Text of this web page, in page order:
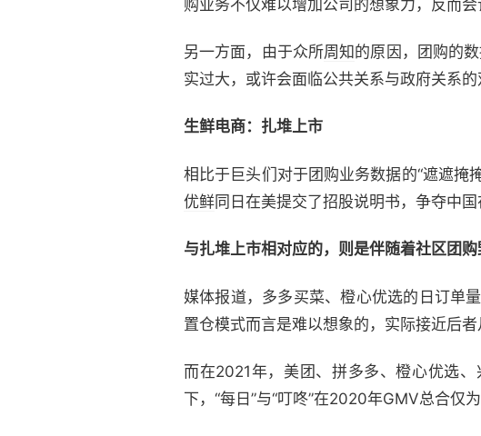
购业务不仅难以增加公司的想象力，反而会
另一方面，由于众所周知的原因，团购的
实过大，或许会面临公共关系与政府关系的
生鲜电商：扎堆上市
相比于巨头们对于团购业务数据的“遮遮掩
优鲜同日在美提交了招股说明书，争夺中国
与扎堆上市相对应的，则是伴随着社区团
媒体报道，多多买菜、橙心优选的日订单
置仓模式而言是难以想象的，实际接近后者
而在2021年，美团、拼多多、橙心优选
下，“每日”与“叮咚”在2020年GMV总合仅